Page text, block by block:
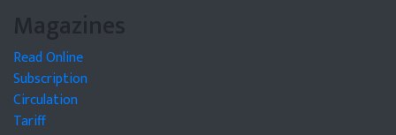
Magazines
Read Online
Subscription
Circulation
Tariff